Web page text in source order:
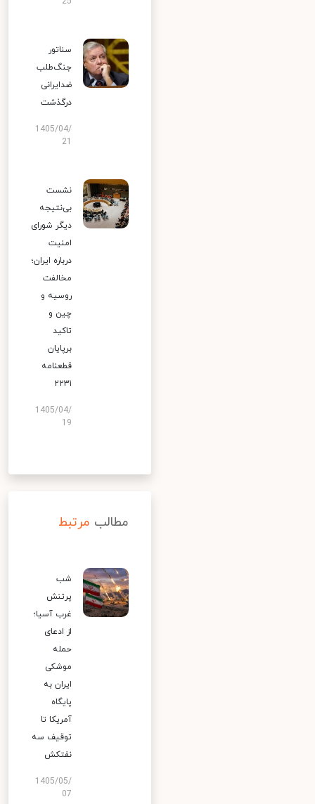
سناتور
جنگ‌طلب
ضدایرانی
درگذشت
1405/04/
نشست
بی‌نتیجه
دیگر شورای
امنیت
درباره ایران؛
مخالفت
روسیه و
چین و
تاکید
برپایان
قطعنامه
۲۲۳۱
1405/04/
19
مطالب مرتبط
شب
پرتنش
غرب آسیا؛
از ادعای
حمله
موشکی
ایران به
پایگاه
آمریکا تا
توقیف سه
نفتکش
1405/05/
07